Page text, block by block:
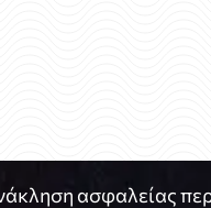
ασφαλείας